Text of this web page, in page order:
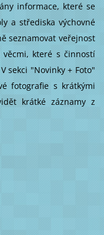
informace, které se
a střediska výchovné
seznamovat veřejnost
které s činností
sekci "Novinky + Foto"
fotografie s krátkými
krátké záznamy z